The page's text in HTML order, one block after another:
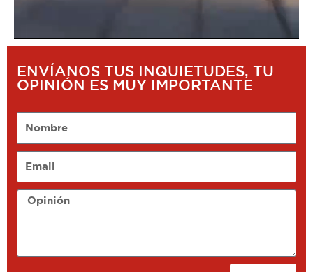
ENVÍANOS TUS INQUIETUDES, TU
OPINIÓN ES MUY IMPORTANTE
Opinión